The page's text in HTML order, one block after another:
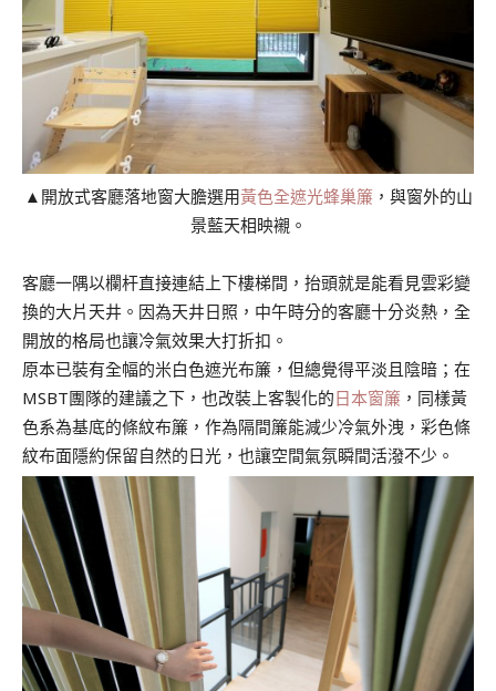
▲開放式客廳落地窗大膽選用黃色全遮光蜂巢簾，與窗外的山
景藍天相映襯。
客廳一隅以欄杆直接連結上下樓梯間，抬頭就是能看見雲彩變
換的大片天井。因為天井日照，中午時分的客廳十分炎熱，全
開放的格局也讓冷氣效果大打折扣。
原本已裝有全幅的米白色遮光布簾，但總覺得平淡且陰暗；在
MSBT團隊的建議之下，也改裝上客製化的日本窗簾 ，同樣黃
色系為基底的條紋布簾，作為隔間簾能減少冷氣外洩，彩色條
紋布面隱約保留自然的日光，也讓空間氣氛瞬間活潑不少。